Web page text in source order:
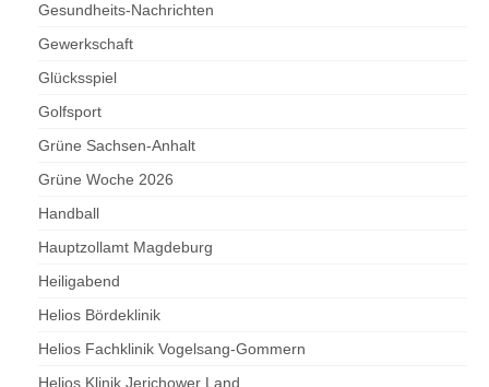
Gesundheits-Nachrichten
Gewerkschaft
Glücksspiel
Golfsport
Grüne Sachsen-Anhalt
Grüne Woche 2026
Handball
Hauptzollamt Magdeburg
Heiligabend
Helios Bördeklinik
Helios Fachklinik Vogelsang-Gommern
Helios Klinik Jerichower Land